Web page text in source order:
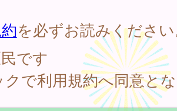
を必ずお読みくださ
です
クで利用規約へ同意と